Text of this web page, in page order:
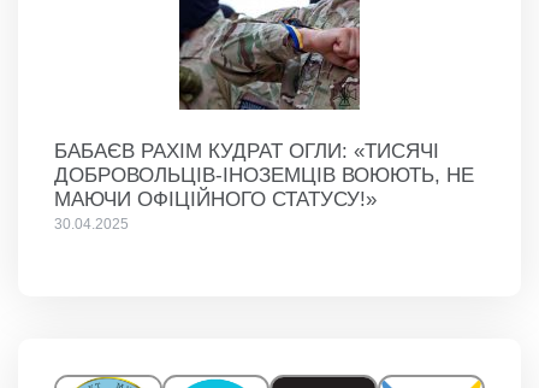
БАБАЄВ РАХІМ КУДРАТ ОГЛИ: «ТИСЯЧІ
ДОБРОВОЛЬЦІВ-ІНОЗЕМЦІВ ВОЮЮТЬ, НЕ
МАЮЧИ ОФІЦІЙНОГО СТАТУСУ!»
30.04.2025